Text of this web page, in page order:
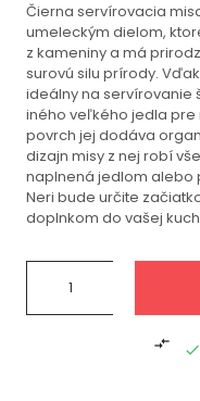
Čierna servírovacia
umeleckým dielom,
z kameniny a má
surovú silu prírody.
ideálny na servírovanie
iného veľkého jedla pre
povrch jej dodáva
dizajn misy z nej robí
naplnená jedlom alebo
Neri bude určite
doplnkom do vašej
 